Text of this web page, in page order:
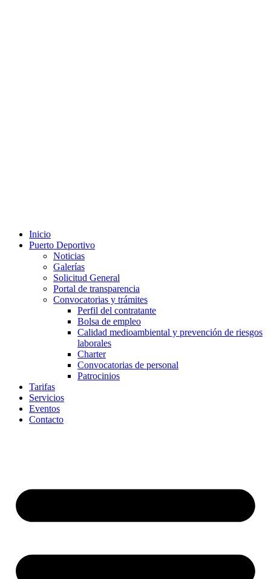
Inicio
Puerto Deportivo
Noticias
Galerías
Solicitud General
Portal de transparencia
Convocatorias y trámites
Perfil del contratante
Bolsa de empleo
Calidad medioambiental y prevención de riesgos
laborales
Charter
Convocatorias de personal
Patrocinios
Tarifas
Servicios
Eventos
Contacto